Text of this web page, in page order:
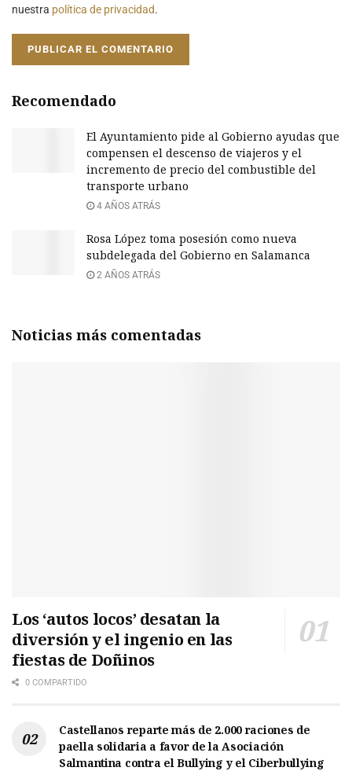
nuestra política de privacidad.
Recomendado
El Ayuntamiento pide al Gobierno ayudas que
compensen el descenso de viajeros y el
incremento de precio del combustible del
transporte urbano
4 AÑOS ATRÁS
Rosa López toma posesión como nueva
subdelegada del Gobierno en Salamanca
2 AÑOS ATRÁS
Noticias más comentadas
Los ‘autos locos’ desatan la
diversión y el ingenio en las
fiestas de Doñinos
0 COMPARTIDO
Castellanos reparte más de 2.000 raciones de
paella solidaria a favor de la Asociación
Salmantina contra el Bullying y el Ciberbullying